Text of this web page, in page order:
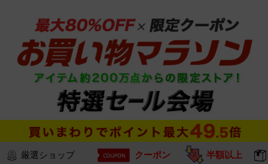
厳選ショップ クーポン 半額以上